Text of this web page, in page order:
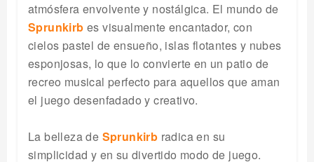
atmósfera envolvente y nostálgica. El mundo de
Sprunkirb es visualmente encantador, con
cielos pastel de ensueño, islas flotantes y nubes
esponjosas, lo que lo convierte en un patio de
recreo musical perfecto para aquellos que aman
el juego desenfadado y creativo.
La belleza de Sprunkirb radica en su
simplicidad y en su divertido modo de juego.